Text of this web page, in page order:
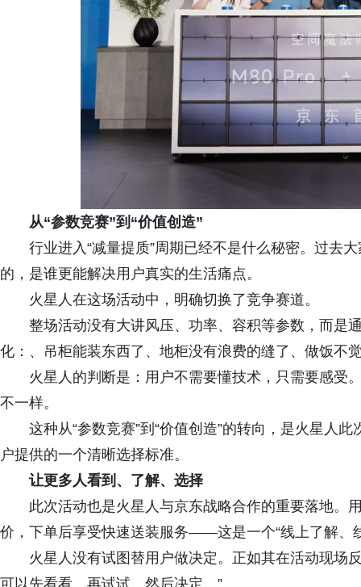
从“参数竞赛”到“价值创造”
行业进入“减量提质”周期已经不是什么秘密。过去
的，是谁更能解决用户真实的生活痛点。
火星人在这场活动中，明确切换了竞争赛道。
整场活动没有大讲风压、功率、容积等参数，而是
化：、吊柜能装东西了、地柜没有浪费的缝了、做饭不
火星人的判断是：用户不需要懂技术，只需要感受
不一样。
这种从“参数竞赛”到“价值创造”的转向，是火星人
户提供的一个清晰选择标准。
让更多人看到、了解、选择
此次活动也是火星人与京东战略合作的重要落地。
价，下单后享受快速送装服务——这是一个“线上了解、
火星人没有试图替用户做决定。正如其在活动现场
可以先看看、再试试、然后决定。”